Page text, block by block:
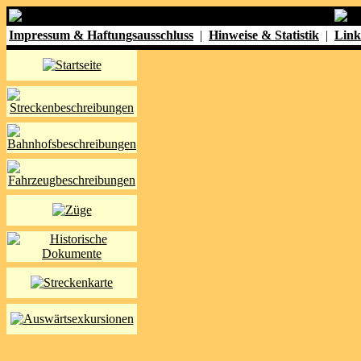
Impressum & Haftungsausschluss | Hinweise & Statistik |